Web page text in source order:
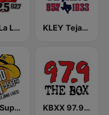
KESO La Ley 102.5 and 92.7 FM KLEY Tejano 95.7 & 103.3
KBUC Super Tejano 102.1 (US Only) KBXX 97.9 The Box (US Only)